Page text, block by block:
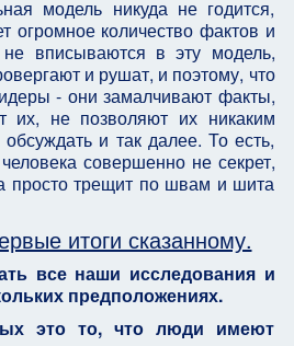
модель никуда не годится,
огромное количество фактов и
вписываются в эту модель,
и рушат, и поэтому, что
- они замалчивают факты,
их, не позволяют их никаким
и так далее. То есть,
совершенно не секрет,
просто трещит по швам и шита
итоги сказанному.
все наши исследования и
предположениях.
это то, что люди имеют